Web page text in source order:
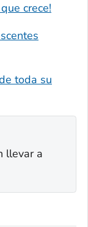
crece!
toda su
llevar a